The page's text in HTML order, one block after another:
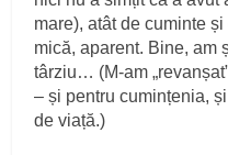
mare), atât de cuminte
mică, aparent. Bine, am
târziu… (M-am
– și pentru cumințenia,
de viață.)